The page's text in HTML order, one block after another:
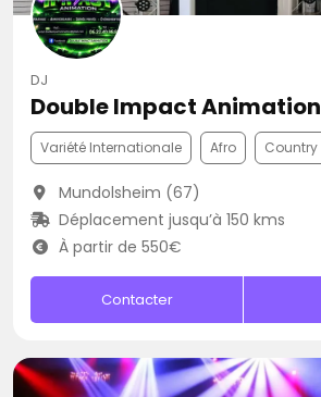
DJ
Double Impact Animation
Variété Internationale Afro Country
Mundolsheim (67)
Déplacement jusqu’à 150 kms
À partir de 550€
Contacter